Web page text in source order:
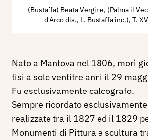
(Bustaffa) Beata Vergine, (Palma il
d’Arco dis., L. Bustaffa inc.), T.
Nato a Mantova nel 1806, morì
tisi a solo ventitre anni il 29
Fu esclusivamente calcografo.
Sempre ricordato
realizzate tra il 1827 ed il 1829
Monumenti di Pittura e scultura